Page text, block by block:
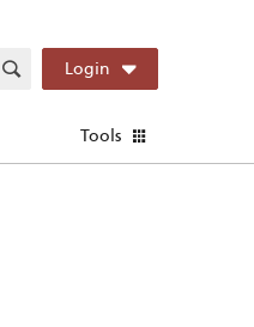
Login
Tools